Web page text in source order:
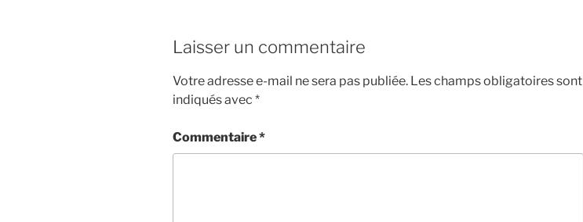
Laisser un commentaire
Votre adresse e-mail ne sera pas publiée. Les champs obligatoires sont
indiqués avec *
Commentaire*